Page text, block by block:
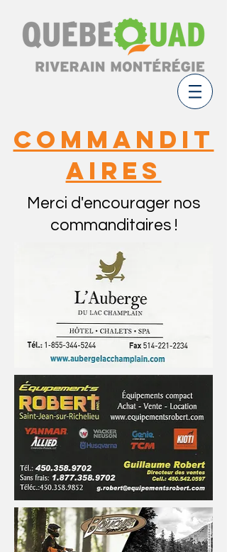
Commandit
aires
Merci d'encourager nos
commanditaires !